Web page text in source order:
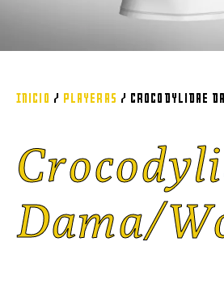
Inicio / Playeras / Crocodylidae
Dama/